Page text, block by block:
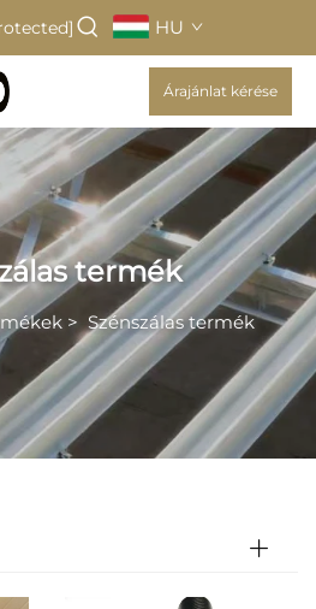
HU
Árajánlat kérése
termék
>Szénszálas termék